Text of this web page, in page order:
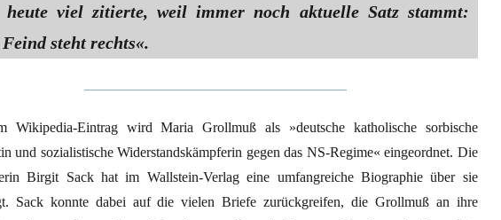
heute viel zitierte, weil immer noch aktuelle Satz stammt:
steht rechts«.
Wikipedia-Eintrag wird Maria Grollmuß als »deutsche katholische sorbische
und sozialistische Widerstandskämpferin gegen das NS-Regime« eingeordnet. Die
Birgit Sack hat im Wallstein-Verlag eine umfangreiche Biographie über sie
Sack konnte dabei auf die vielen Briefe zurückgreifen, die Grollmuß an ihre